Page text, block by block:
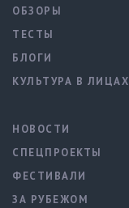
ОБЗОРЫ
ТЕСТЫ
БЛОГИ
КУЛЬТУРА В ЛИЦАХ
НОВОСТИ
СПЕЦПРОЕКТЫ
ФЕСТИВАЛИ
ЗА РУБЕЖОМ